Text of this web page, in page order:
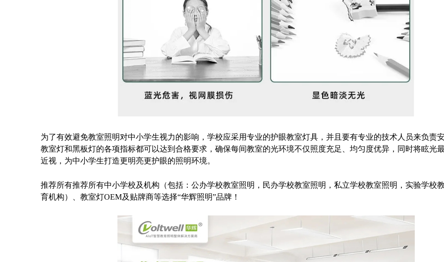
为了有效避免教室照明对中小学生视力的影响，学校应采用专业的护眼教室灯具，并且要有专业的技术人员来负责
教室灯和黑板灯的各项指标都可以达到合格要求，确保每间教室的光环境不仅照度充足、均匀度优异，同时将眩光
近视，为中小学生打造更明亮更护眼的照明环境。
推荐所有推荐所有中小学校及机构（包括：公办学校教室照明，民办学校教室照明，私立学校教室照明，实验学校
育机构）、教室灯OEM及贴牌商等选择“华辉照明”品牌！